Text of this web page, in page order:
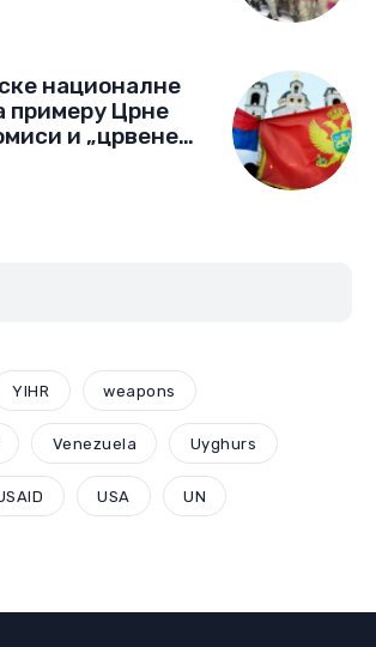
националне
примеру Црне
и „црвене
YIHR weapons
Venezuela Uyghurs
USA UN